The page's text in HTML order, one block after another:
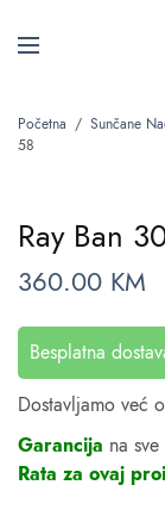
Početna / Sunčane
58
Ray Ban
360.00 KM
Besplatna
Dostavljamo već
Garancija na
Rata za ovaj